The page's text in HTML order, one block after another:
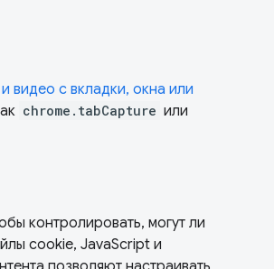
видео с вкладки, окна или
chrome.tabCapture или
контролировать, могут ли
cookie, JavaScript и